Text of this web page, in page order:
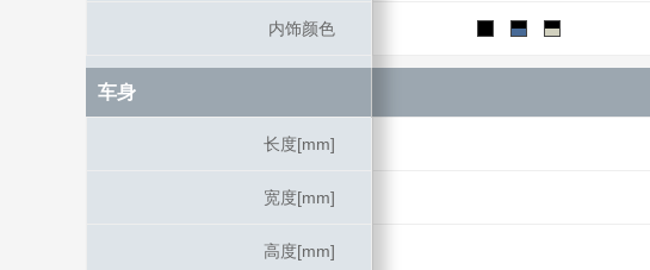
内饰颜色
车身
长度[mm]
宽度[mm]
高度[mm]
内饰颜色
车身
长度[mm]
宽度[mm]
高度[mm]